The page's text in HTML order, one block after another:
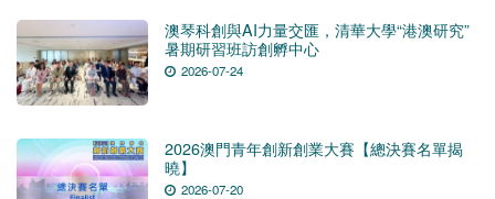
澳琴科創與AI力量交匯，清華大學“港澳研究”
暑期研習班訪創孵中心
2026-07-24
2026澳門青年創新創業大賽【總決賽名單揭
曉】
2026-07-20